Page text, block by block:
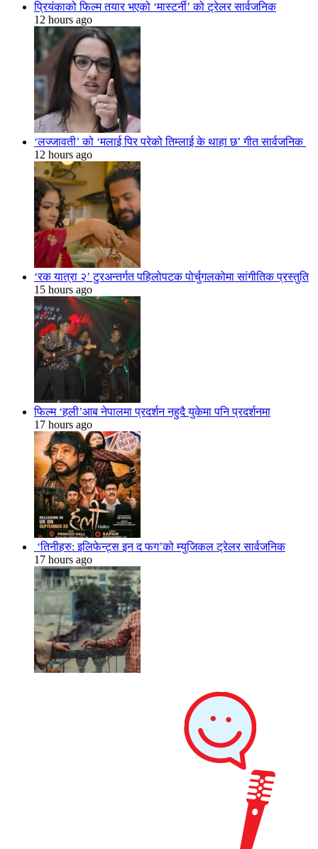
प्रियंकाको फिल्म तयार भएको ‘मास्टर्नी’ को ट्रेलर सार्वजनिक
12 hours ago
‘लज्जावती’ को ‘मलाई पिर परेको तिम्लाई के थाहा छ’ गीत सार्वजनिक
12 hours ago
‘रक यात्रा २’ टुरअन्तर्गत पहिलोपटक पोर्चुगलकोमा सांगीतिक प्रस्तुति
15 hours ago
फिल्म ‘हली’आब नेपालमा प्रदर्शन नहुदै युकेमा पनि प्रदर्शनमा
17 hours ago
‘तिनीहरु: इलिफेन्ट्स इन द फग’को म्युजिकल ट्रेलर सार्वजनिक
17 hours ago